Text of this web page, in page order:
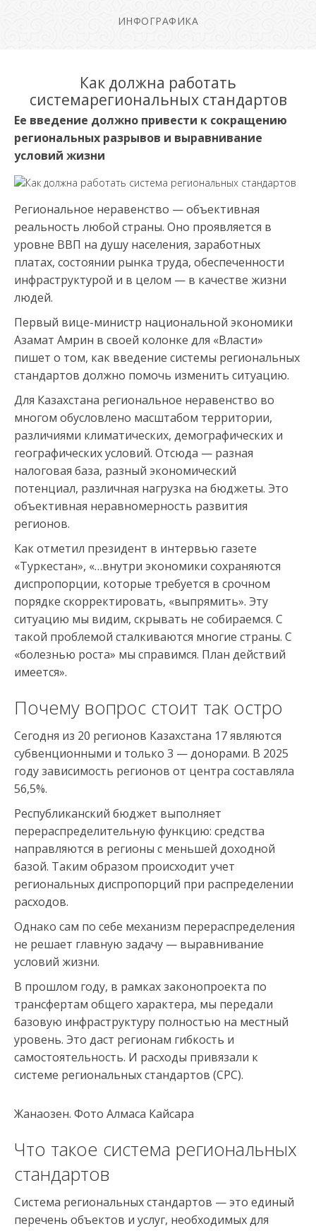
ИНФОГРАФИКА
Как должна работать
системарегиональных стандартов
Ее введение должно привести к сокращению
региональных разрывов и выравнивание
условий жизни
Региональное неравенство — объективная
реальность любой страны. Оно проявляется в
уровне ВВП на душу населения, заработных
платах, состоянии рынка труда, обеспеченности
инфраструктурой и в целом — в качестве жизни
людей.
Первый вице-министр национальной экономики
Азамат Амрин в своей колонке для «Власти»
пишет о том, как введение системы региональных
стандартов должно помочь изменить ситуацию.
Для Казахстана региональное неравенство во
многом обусловлено масштабом территории,
различиями климатических, демографических и
географических условий. Отсюда — разная
налоговая база, разный экономический
потенциал, различная нагрузка на бюджеты. Это
объективная неравномерность развития
регионов.
Как отметил президент в интервью газете
«Туркестан», «…внутри экономики сохраняются
диспропорции, которые требуется в срочном
порядке скорректировать, «выпрямить». Эту
ситуацию мы видим, скрывать не собираемся. С
такой проблемой сталкиваются многие страны. С
«болезнью роста» мы справимся. План действий
имеется».
Почему вопрос стоит так остро
Сегодня из 20 регионов Казахстана 17 являются
субвенционными и только 3 — донорами. В 2025
году зависимость регионов от центра составляла
56,5%.
Республиканский бюджет выполняет
перераспределительную функцию: средства
направляются в регионы с меньшей доходной
базой. Таким образом происходит учет
региональных диспропорций при распределении
расходов.
Однако сам по себе механизм перераспределения
не решает главную задачу — выравнивание
условий жизни.
В прошлом году, в рамках законопроекта по
трансфертам общего характера, мы передали
базовую инфраструктуру полностью на местный
уровень. Это даст регионам гибкость и
самостоятельность. И расходы привязали к
системе региональных стандартов (СРС).
Жанаозен. Фото Алмаса Кайсара
Что такое система региональных
стандартов
Система региональных стандартов — это единый
перечень объектов и услуг, необходимых для